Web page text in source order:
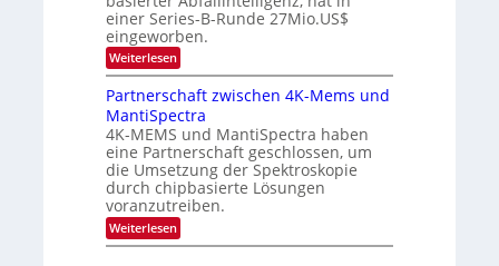
-
I
n
d
u
s
t
r
i
e
z
u
o
n
i
c
s
H
u
b
b
i
s
h
i
E
l
e
c
t
r
i
c
u
n
d
einer Series-B-Runde 27Mio.US$
eingeworben.
Weiterlesen:
G
r
e
y
p
a
r
r
o
t
s
i
Partnerschaft zwischen 4K-Mems und
MantiSpectra
4K-MEMS und MantiSpectra haben
eine Partnerschaft geschlossen, um
die Umsetzung der Spektroskopie
durch chipbasierte Lösungen
voranzutreiben.
Weiterlesen:
P